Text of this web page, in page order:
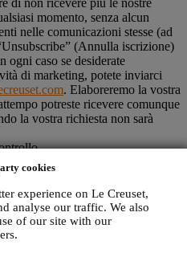
cookies
experience on Le Creuset,
analyse our traffic. We also
of our site with our
momento, senza alcun
nelle comunicazioni stesse (ad
(Annulla iscrizione)
ogni caso se desiderate
di marketing, potete inviarci
. Elaboreremo la vostra
potreste ricevere comunque
la vostra richiesta non sarà
dei vostri dati e potete gestire
Vi assicuriamo che non
parti esterne per i loro scopi di
Per qualsiasi informazione
privacy, potete inviarci un'e-
per segnalarci la vostra